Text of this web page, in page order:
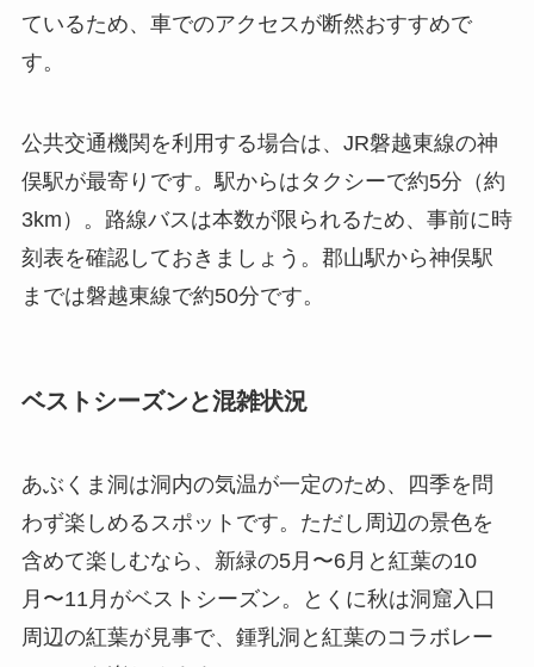
ているため、車でのアクセスが断然おすすめで
す。
公共交通機関を利用する場合は、JR磐越東線の神
俣駅が最寄りです。駅からはタクシーで約5分（約
3km）。路線バスは本数が限られるため、事前に時
刻表を確認しておきましょう。郡山駅から神俣駅
までは磐越東線で約50分です。
ベストシーズンと混雑状況
あぶくま洞は洞内の気温が一定のため、四季を問
わず楽しめるスポットです。ただし周辺の景色を
含めて楽しむなら、新緑の5月〜6月と紅葉の10
月〜11月がベストシーズン。とくに秋は洞窟入口
周辺の紅葉が見事で、鍾乳洞と紅葉のコラボレー